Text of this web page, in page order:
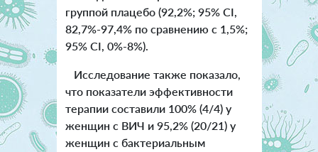
группой плацебо (92,2%; 95% CI,
82,7%-97,4% по сравнению с 1,5%;
95% CI, 0%-8%).
Исследование также показало,
что показатели эффективности
терапии составили 100% (4/4) у
женщин с ВИЧ и 95,2% (20/21) у
женщин с бактериальным